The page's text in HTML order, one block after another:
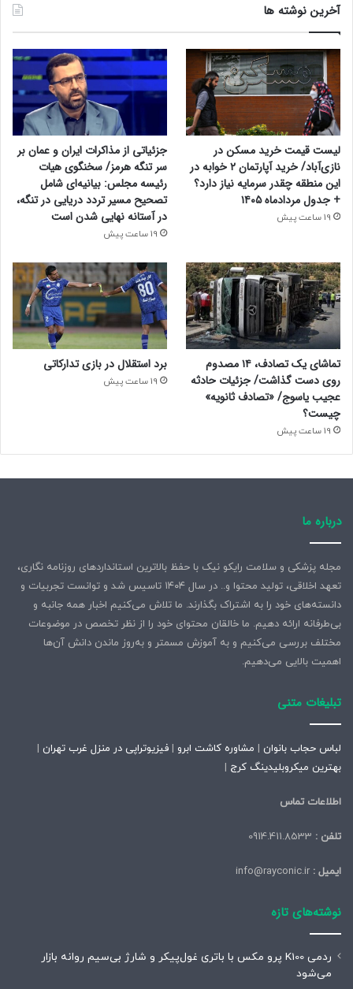
آخرین نوشته ها
لیست قیمت خرید مسکن در
نازی‌آباد/ خرید آپارتمان ۲ خوابه در
این منطقه چقدر سرمایه نیاز دارد؟
+ جدول مردادماه ۱۴۰۵
19 ساعت پیش
جزئیاتی از مذاکرات ایران و عمان بر
سر تنگه هرمز/ سخنگوی هیات
رئیسه مجلس: بیانیه‌ای شامل
تصحیح مسیر تردد دریایی در تنگه،
در آستانه نهایی شدن است
19 ساعت پیش
تماشای یک تصادف، ۱۴ مصدوم
روی دست گذاشت/ جزئیات حادثه
عجیب یاسوج/ «تصادف ثانویه»
چیست؟
19 ساعت پیش
برد استقلال در بازی تدارکاتی
19 ساعت پیش
درباره ما
مجله پزشکی و سلامت رایکو نیک با حفظ بالاترین استانداردهای روزنامه نگاری،
تعهد اخلاقی، تولید محتوا و.. در سال ۱۴۰۴ تاسیس شد و توانست تجربیات و
دانسته‌های خود را به اشتراک بگذارند. ما تلاش می‌کنیم اخبار همه جانبه و
بی‌طرفانه ارائه دهیم. ما خالقان محتوای خود را از نظر تخصص در موضوعات
مختلف بررسی می‌کنیم و به آموزش مسمتر و به‌روز ماندن دانش آن‌ها
اهمیت بالایی می‌دهیم.
تبلیغات متنی
لباس حجاب بانوان | مشاوره کاشت ابرو | فیزیوتراپی در منزل غرب تهران |
بهترین میکروبلیدینگ کرج |
اطلاعات تماس
تلفن :
ایمیل :
نوشته‌های تازه
ردمی K100 پرو مکس با باتری غول‌پیکر و شارژ بی‌سیم روانه بازار
می‌شود